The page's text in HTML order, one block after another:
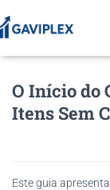
O Início do
Itens Sem
Este guia